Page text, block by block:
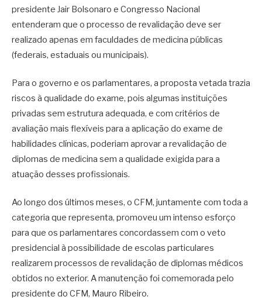
presidente Jair Bolsonaro e Congresso Nacional
entenderam que o processo de revalidação deve ser
realizado apenas em faculdades de medicina públicas
(federais, estaduais ou municipais).
Para o governo e os parlamentares, a proposta vetada trazia
riscos à qualidade do exame, pois algumas instituições
privadas sem estrutura adequada, e com critérios de
avaliação mais flexíveis para a aplicação do exame de
habilidades clínicas, poderiam aprovar a revalidação de
diplomas de medicina sem a qualidade exigida para a
atuação desses profissionais.
Ao longo dos últimos meses, o CFM, juntamente com toda a
categoria que representa, promoveu um intenso esforço
para que os parlamentares concordassem com o veto
presidencial à possibilidade de escolas particulares
realizarem processos de revalidação de diplomas médicos
obtidos no exterior. A manutenção foi comemorada pelo
presidente do CFM, Mauro Ribeiro.